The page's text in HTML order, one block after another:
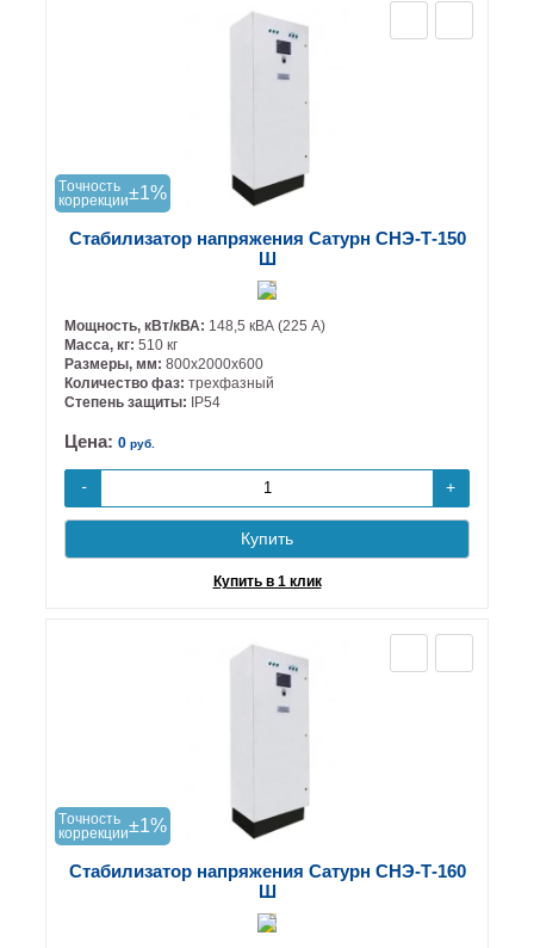
Tочность
коррекции±1%
Стабилизатор напряжения Сатурн СНЭ-Т-150
Ш
Мощность, кВт/кВА: 148,5 кВА (225 А)
Масса, кг: 510 кг
Размеры, мм: 800х2000х600
Количество фаз: трехфазный
Степень защиты:
IP54
Цена: 0 руб.
- +
Купить
Купить в 1 клик
Tочность
коррекции±1%
Стабилизатор напряжения Сатурн СНЭ-Т-160
Ш